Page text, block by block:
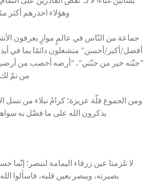
وهؤلاء احذرهم أكثر
جماعة من النّاس في عالمٍ موازٍ يعرفون
أفضل/أكبر/أحسن" منشغلون دائمًا بما في
"جنّته خير من جنّتي"، "أرضه أخصب من
من نمّ لك
ومن الجموع قلّة عزيزة؛ كرامٌ نبلاء من نسل
يذكرون الله على ما فضّل به
لا تلزمنا عين زرقاء اليمامة لنبصر؛
بصيرته، ويبصر بعين قلبه، فاسألوا